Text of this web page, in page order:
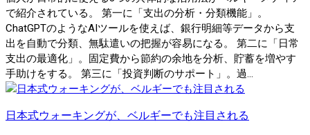
で紹介されている。 第一に「支出の分析・分類機能」。
ChatGPTのようなAIツールを使えば、銀行明細等データから支
出を自動で分類、無駄遣いの把握が容易になる。 第二に「日常
支出の最適化」。固定費から節約の余地を分析、貯蓄を増やす
手助けをする。 第三に「投資判断のサポート」。過...
日本式ウォーキングが、ベルギーでも注目される